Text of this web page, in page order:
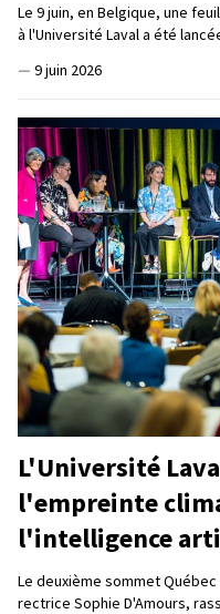
Le 9 juin, en Belgique, une
à l'Université Laval a été
— 9 juin 2026
L'Université
l'empreinte
l'intelligence
Le deuxième sommet
rectrice Sophie D'Amours,